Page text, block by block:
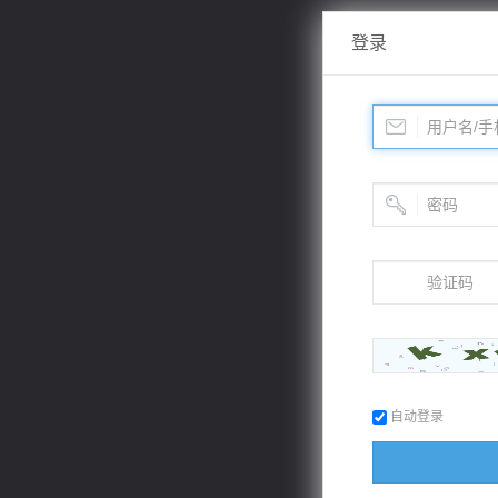
登录
自动登录